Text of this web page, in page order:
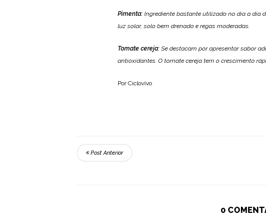
Pimenta: Ingrediente bastante utilizado no dia a dia
luz solar, solo bem drenado e regas moderadas.
Tomate cereja: Se destacam por apresentar sabor
antioxidantes. O tomate cereja tem o crescimento
Por Ciclovivo
Post Anterior
0